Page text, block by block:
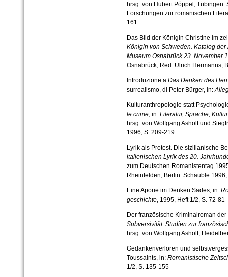
hrsg. von Hu­bert Pöppel,
Forschungen zur romanischen
161
Das Bild der Königin Christine im
Königin von Schweden. Katalog
Museum Osnabrück 23. Novem­ber
Osnabrück, Red. Ulrich Hermanns,
Introduzione a Das Denken des
surrealismo, di Peter Bür­ger, in:
Kulturanthropologie statt
le crime, in: Lite­ratur, Sprache,
hrsg. von Wolfgang Asholt und
1996, S. 209-219
Lyrik als Protest. Die sizilianische
italie­nischen Lyrik des 20.
zum Deutschen Romani­stentag
Rheinfelden; Berlin: Schäuble
Eine Aporie im Denken Sades, in:
geschichte, 1995, Heft 1/2, S. 72-81
Der französische Kriminalroman
Subversivität. Stu­dien zur
hrsg. von Wolfgang Asholt,
Gedankenverloren und
Toussaints, in: Roma­nistische
1/2, S. 135-155